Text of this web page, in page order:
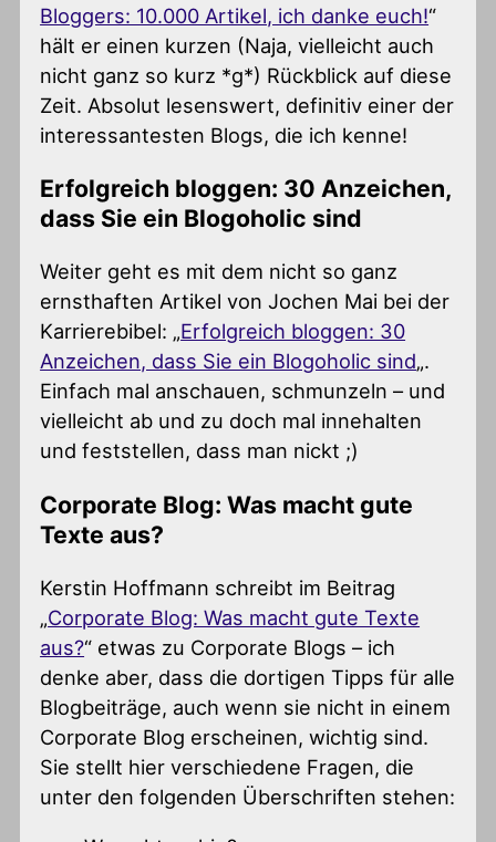
Bloggers: 10.000 Artikel, ich danke euch!“
hält er einen kurzen (Naja, vielleicht auch
nicht ganz so kurz *g*) Rückblick auf diese
Zeit. Absolut lesenswert, definitiv einer der
interessantesten Blogs, die ich kenne!
Erfolgreich bloggen: 30 Anzeichen,
dass Sie ein Blogoholic sind
Weiter geht es mit dem nicht so ganz
ernsthaften Artikel von Jochen Mai bei der
Karrierebibel: „Erfolgreich bloggen: 30
Anzeichen, dass Sie ein Blogoholic sind„.
Einfach mal anschauen, schmunzeln – und
vielleicht ab und zu doch mal innehalten
und feststellen, dass man nickt ;)
Corporate Blog: Was macht gute
Texte aus?
Kerstin Hoffmann schreibt im Beitrag
„Corporate Blog: Was macht gute Texte
aus?“ etwas zu Corporate Blogs – ich
denke aber, dass die dortigen Tipps für alle
Blogbeiträge, auch wenn sie nicht in einem
Corporate Blog erscheinen, wichtig sind.
Sie stellt hier verschiedene Fragen, die
unter den folgenden Überschriften stehen: